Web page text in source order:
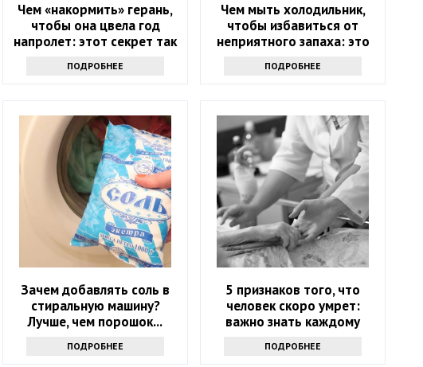
Чем «накормить» герань,
чтобы она цвела год
напролет: этот секрет так
ПОДРОБНЕЕ
Чем мыть холодильник,
чтобы избавиться от
неприятного запаха: это
ПОДРОБНЕЕ
Зачем добавлять соль в
стиральную машину?
Лучше, чем порошок...
ПОДРОБНЕЕ
5 признаков того, что
человек скоро умрет:
важно знать каждому
ПОДРОБНЕЕ